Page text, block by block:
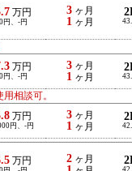
万円
0円、-円
3 ヶ月
1 ヶ月
万円
0円、-円
3 ヶ月
1 ヶ月
相談可。
万円
円、-円
3 ヶ月
1 ヶ月
万円 2 ヶ月